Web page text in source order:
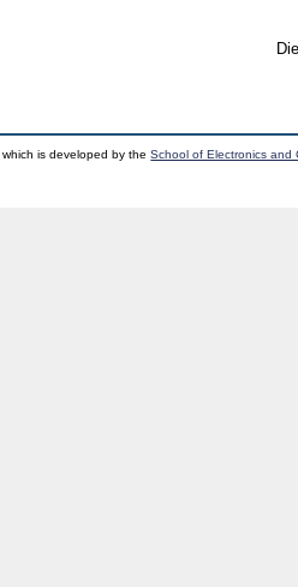
which is developed by theSchool of Electronics and